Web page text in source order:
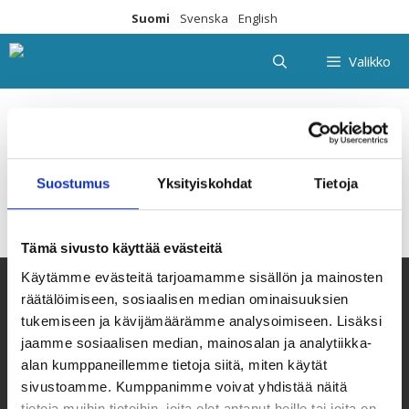
Suostumus Yksityiskohdat Tietoja
Tämä sivusto käyttää evästeitä
Käytämme evästeitä tarjoamamme sisällön ja mainosten
räätälöimiseen, sosiaalisen median ominaisuuksien
tukemiseen ja kävijämäärämme analysoimiseen. Lisäksi
jaamme sosiaalisen median, mainosalan ja analytiikka-
alan kumppaneillemme tietoja siitä, miten käytät
sivustoamme. Kumppanimme voivat yhdistää näitä
sisältöön
Suomi Svenska English
Valikko